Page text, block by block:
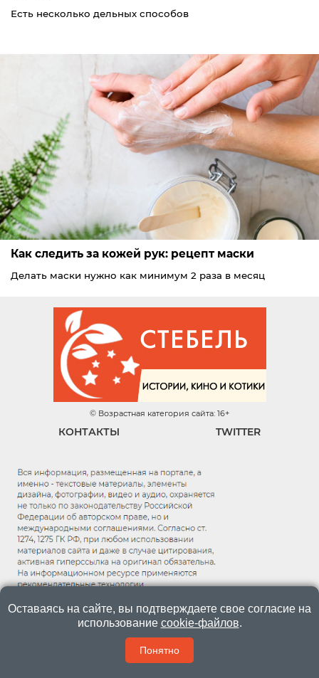
Есть несколько дельных способов
Как следить за кожей рук: рецепт маски
Делать маски нужно как минимум 2 раза в месяц
© Возрастная категория сайта: 16+
КОНТАКТЫ TWITTER
Оставаясь на сайте, вы подтверждаете свое согласие на
использование cookie-файлов.
Понятно